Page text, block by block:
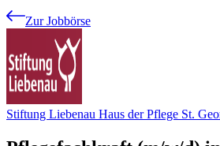
Zur Jobbörse
Stiftung Liebenau Haus der Pflege St.